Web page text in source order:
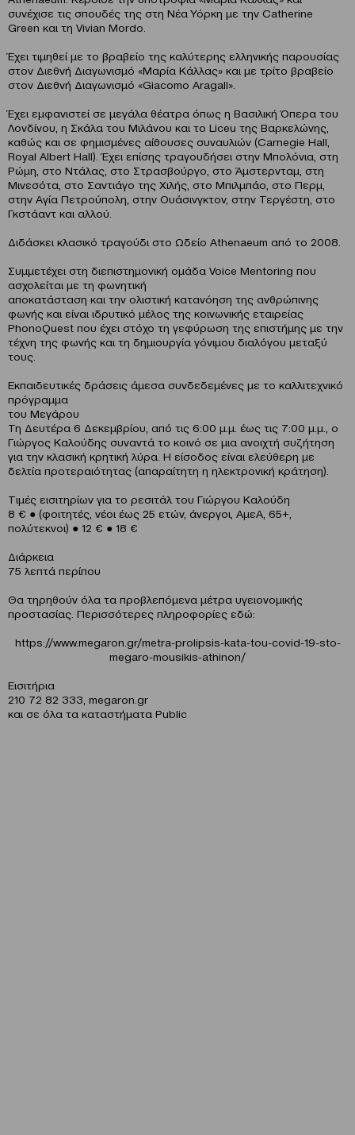
συνέχισε τις σπουδές της στη Νέα Υόρκη με την Catherine
Green και τη Vivian Mordo.
Έχει τιμηθεί με το βραβείο της καλύτερης ελληνικής παρουσίας
στον Διεθνή Διαγωνισμό «Μαρία Κάλλας» και με τρίτο βραβείο
στον Διεθνή Διαγωνισμό «Giacomo Aragall».
Έχει εμφανιστεί σε μεγάλα θέατρα όπως η Βασιλική Όπερα του
Λονδίνου, η Σκάλα του Μιλάνου και το Liceu της Βαρκελώνης,
καθώς και σε φημισμένες αίθουσες συναυλιών (Carnegie Hall,
Royal Albert Hall). Έχει επίσης τραγουδήσει στην Μπολόνια, στη
Ρώμη, στο Ντάλας, στο Στρασβούργο, στο Άμστερνταμ, στη
Μινεσότα, στο Σαντιάγο της Χιλής, στο Μπιλμπάο, στο Περμ,
στην Αγία Πετρούπολη, στην Ουάσινγκτον, στην Τεργέστη, στο
Γκστάαντ και αλλού.
Διδάσκει κλασικό τραγούδι στο Ωδείο Athenaeum από το 2008.
Συμμετέχει στη διεπιστημονική ομάδα Voice Mentoring που
ασχολείται με τη φωνητική
αποκατάσταση και την ολιστική κατανόηση της ανθρώπινης
φωνής και είναι ιδρυτικό μέλος της κοινωνικής εταιρείας
PhonoQuest που έχει στόχο τη γεφύρωση της επιστήμης με την
τέχνη της φωνής και τη δημιουργία γόνιμου διαλόγου μεταξύ
τους.
Eκπαιδευτικές δράσεις άμεσα συνδεδεμένες με το καλλιτεχνικό
πρόγραμμα
του Μεγάρου
Τη Δευτέρα 6 Δεκεμβρίου, από τις 6:00 μ.μ. έως τις 7:00 μ.μ., ο
Γιώργος Καλούδης συναντά το κοινό σε μια ανοιχτή συζήτηση
για την κλασική κρητική λύρα. Η είσοδος είναι ελεύθερη με
δελτία προτεραιότητας (απαραίτητη η ηλεκτρονική κράτηση).
Τιμές εισιτηρίων για το ρεσιτάλ του Γιώργου Καλούδη
8 € ● (φοιτητές, νέοι έως 25 ετών, άνεργοι, ΑμεΑ, 65+,
πολύτεκνοι) ● 12 € ● 18 €
Διάρκεια
75 λεπτά περίπου
Θα τηρηθούν όλα τα προβλεπόμενα μέτρα υγειονομικής
προστασίας. Περισσότερες πληροφορίες εδώ:
https://www.megaron.gr/metra-prolipsis-kata-tou-covid-19-sto-
megaro-mousikis-athinon/
Eισιτήρια
210 72 82 333, megaron.gr
και σε όλα τα καταστήματα Public